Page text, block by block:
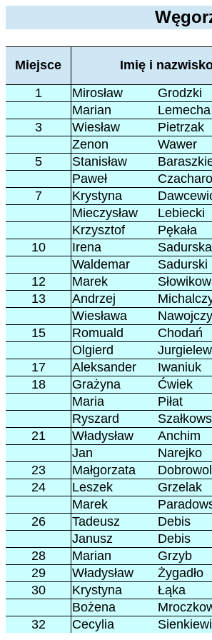
Miejsce Imię i
1 Mirosław Grodzki
Marian
Lemecha
3
Wiesław Pietrzak
Zenon
Wawer
5
Stanisław
Paweł
7
Krystyna
Mieczysław
Lebiecki
Krzysztof
Pękała
10
Irena Sadurska
Waldemar
Sadurski
12
Marek
13
Andrzej
Wiesława
15
Romuald Chodań
Olgierd
17
Aleksander Iwaniuk
18
Grażyna Ćwiek
Maria
Piłat
Ryszard
21
Władysław Anchim
Jan
Narejko
23
Małgorzata
24
Leszek Grzelak
Marek
26
Tadeusz Debis
Janusz
Debis
28
Marian Grzyb
29
Władysław Żygadło
30
Krystyna Łąka
Bożena
32
Cecylia